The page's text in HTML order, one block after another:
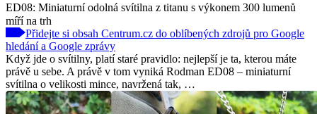
ED08: Miniaturní odolná svítilna z titanu s výkonem 300 lumenů
míří na trh
Přidejte si obsah Centrum.cz do oblíbených zdrojů pro Google
hledání a Google zprávy
Když jde o svítilny, platí staré pravidlo: nejlepší je ta, kterou máte
právě u sebe. A právě v tom vyniká Rodman ED08 – miniaturní
svítilna o velikosti mince, navržená tak, …